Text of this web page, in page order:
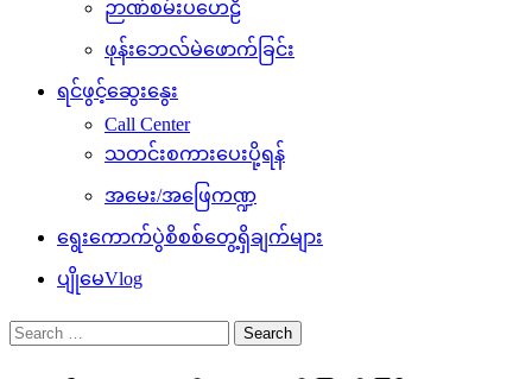
ဉာဏ်စမ်းပဟေဠိ
ဖုန်းဘေလ်မဲဖောက်ခြင်း
ရင်ဖွင့်ဆွေးနွေး
Call Center
သတင်းစကားပေးပို့ရန်
အမေး/အဖြေကဏ္ဍ
ရွေးကောက်ပွဲစိစစ်တွေ့ရှိချက်များ
ပျိုမေVlog
Search
for: